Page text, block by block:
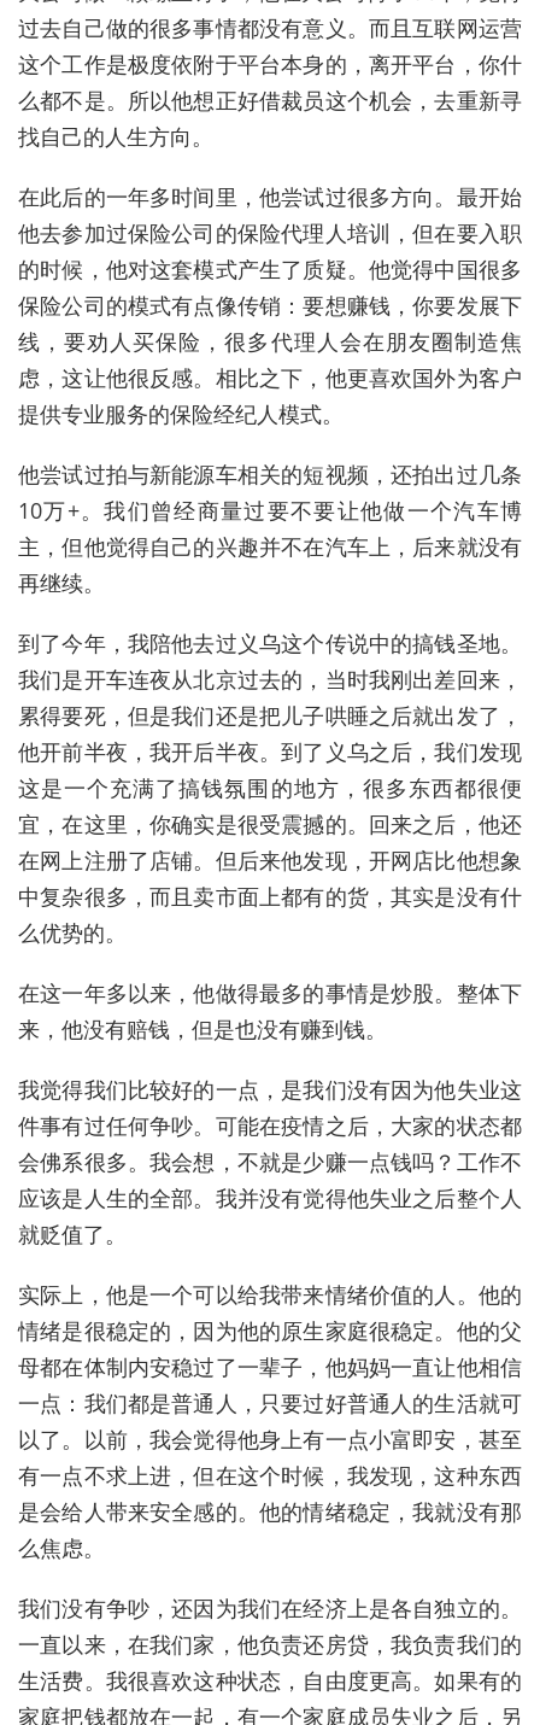
过去自己做的很多事情都没有意义。而且互联网运营
这个工作是极度依附于平台本身的，离开平台，你什
么都不是。所以他想正好借裁员这个机会，去重新寻
找自己的人生方向。
在此后的一年多时间里，他尝试过很多方向。最开始
他去参加过保险公司的保险代理人培训，但在要入职
的时候，他对这套模式产生了质疑。他觉得中国很多
保险公司的模式有点像传销：要想赚钱，你要发展下
线，要劝人买保险，很多代理人会在朋友圈制造焦
虑，这让他很反感。相比之下，他更喜欢国外为客户
提供专业服务的保险经纪人模式。
他尝试过拍与新能源车相关的短视频，还拍出过几条
10万+。我们曾经商量过要不要让他做一个汽车博
主，但他觉得自己的兴趣并不在汽车上，后来就没有
再继续。
到了今年，我陪他去过义乌这个传说中的搞钱圣地。
我们是开车连夜从北京过去的，当时我刚出差回来，
累得要死，但是我们还是把儿子哄睡之后就出发了，
他开前半夜，我开后半夜。到了义乌之后，我们发现
这是一个充满了搞钱氛围的地方，很多东西都很便
宜，在这里，你确实是很受震撼的。回来之后，他还
在网上注册了店铺。但后来他发现，开网店比他想象
中复杂很多，而且卖市面上都有的货，其实是没有什
么优势的。
在这一年多以来，他做得最多的事情是炒股。整体下
来，他没有赔钱，但是也没有赚到钱。
我觉得我们比较好的一点，是我们没有因为他失业这
件事有过任何争吵。可能在疫情之后，大家的状态都
会佛系很多。我会想，不就是少赚一点钱吗？工作不
应该是人生的全部。我并没有觉得他失业之后整个人
就贬值了。
实际上，他是一个可以给我带来情绪价值的人。他的
情绪是很稳定的，因为他的原生家庭很稳定。他的父
母都在体制内安稳过了一辈子，他妈妈一直让他相信
一点：我们都是普通人，只要过好普通人的生活就可
以了。以前，我会觉得他身上有一点小富即安，甚至
有一点不求上进，但在这个时候，我发现，这种东西
是会给人带来安全感的。他的情绪稳定，我就没有那
么焦虑。
我们没有争吵，还因为我们在经济上是各自独立的。
一直以来，在我们家，他负责还房贷，我负责我们的
生活费。我很喜欢这种状态，自由度更高。如果有的
家庭把钱都放在一起，有一个家庭成员失业之后，另